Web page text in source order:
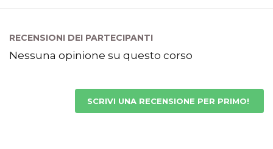
RECENSIONI DEI PARTECIPANTI
Nessuna opinione su questo corso
SCRIVI UNA RECENSIONE PER PRIMO!